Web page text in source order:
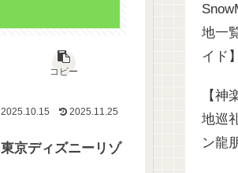
コピー
2025.10.15 2025.11.25
東京ディズニーリゾ
地一
イド】
【神
地巡
ン龍